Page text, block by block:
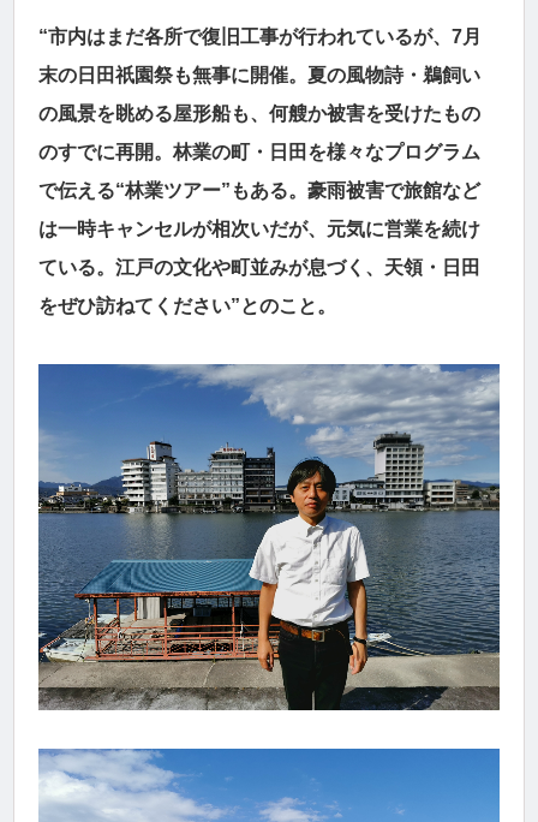
“市内はまだ各所で復旧工事が行われているが、7月
末の日田祇園祭も無事に開催。夏の風物詩・鵜飼い
の風景を眺める屋形船も、何艘か被害を受けたもの
のすでに再開。林業の町・日田を様々なプログラム
で伝える“林業ツアー”もある。豪雨被害で旅館など
は一時キャンセルが相次いだが、元気に営業を続け
ている。江戸の文化や町並みが息づく、天領・日田
をぜひ訪ねてください”とのこと。